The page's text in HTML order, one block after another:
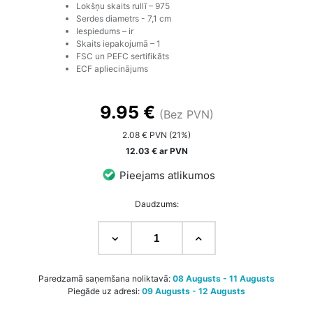
Lokšņu skaits rullī – 975
Serdes diametrs - 7,1 cm
Iespiedums – ir
Skaits iepakojumā – 1
FSC un PEFC sertifikāts
ECF apliecinājums
9.95 € (Bez PVN)
2.08 € PVN (21%)
12.03 € ar PVN
Pieejams atlikumos
Daudzums:
Paredzamā saņemšana noliktavā: 08 Augusts - 11 Augusts
Piegāde uz adresi: 09 Augusts - 12 Augusts